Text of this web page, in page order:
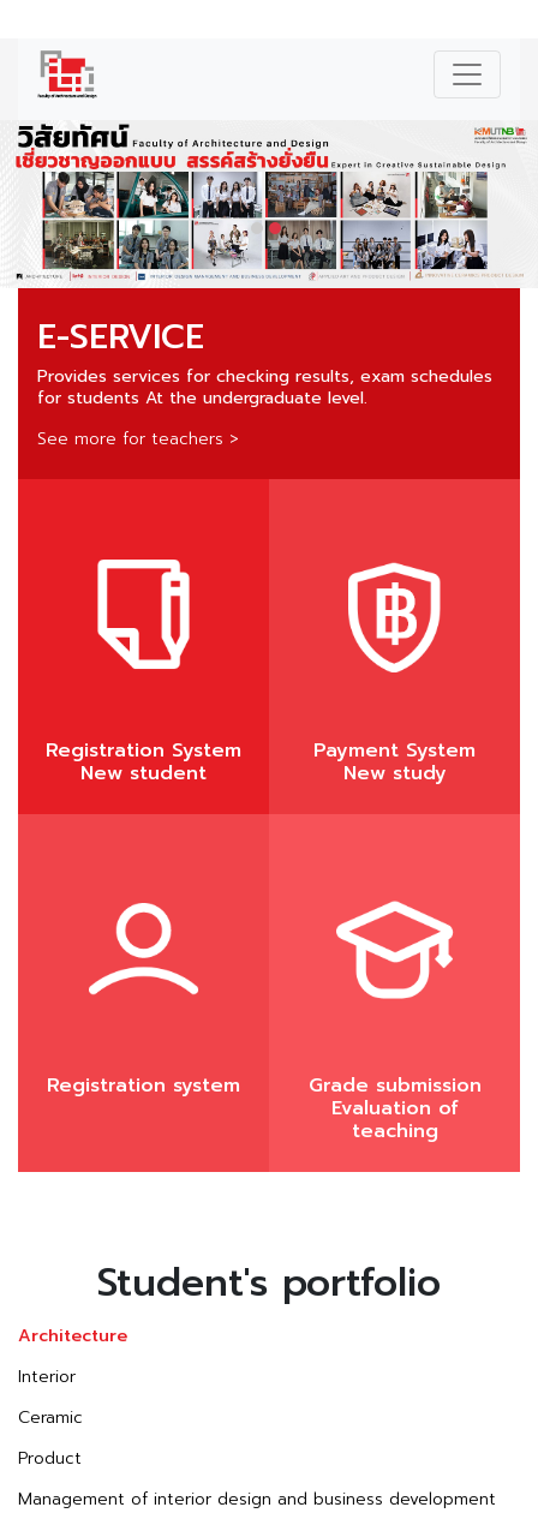
E-SERVICE
Provides services for checking results, exam schedules
for students At the undergraduate level.
See more for teachers >
Registration System
New student
Payment System
New study
Registration system Grade submission
Evaluation of
teaching
Student's portfolio
Architecture
Interior
Ceramic
Product
Management of interior design and business development